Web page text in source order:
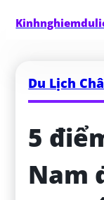
Du Lịch
5
Nam